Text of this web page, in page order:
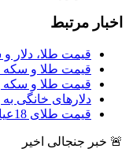
اخبار مرتبط
قیمت طلا، دلار و سکه امروز
قیمت طلا و سکه امروز پنجشنبه 15مرداد/
قیمت طلا و سکه
دلارهای خانگی
قیمت طلای 18عیار امروز دوشنبه 12مرداد/ افزایش قیمت + جدول و جزئیات
🚨 خبر جنجالی اخیر